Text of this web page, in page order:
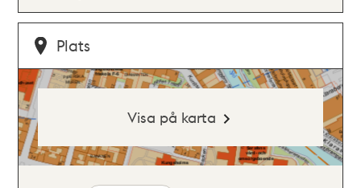
Plats
Visa på karta